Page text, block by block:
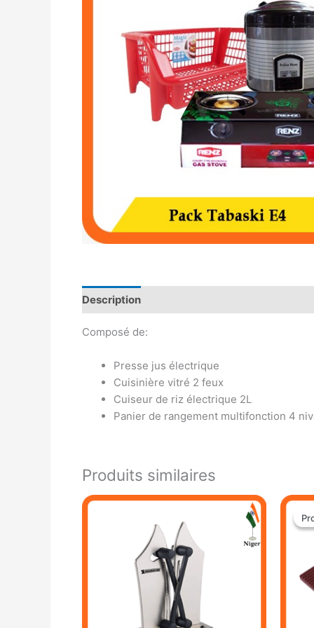
Description
Composé de:
Presse jus électrique
Cuisinière vitré 2 feux
Cuiseur de riz électrique 2L
Panier de rangement multifonction 4
Produits similaires